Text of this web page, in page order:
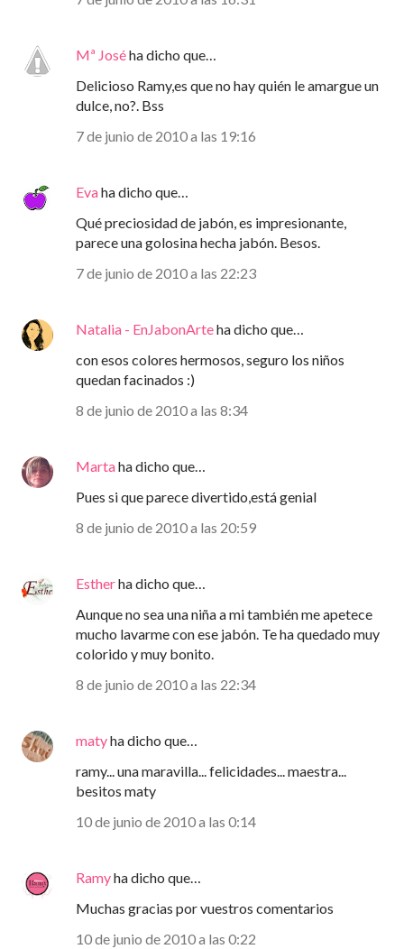
Mª Joséha dicho que…
Delicioso Ramy,es que no hay quién le amargue un
dulce, no?. Bss
7 de junio de 2010 a las 19:16
Evaha dicho que…
Qué preciosidad de jabón, es impresionante,
parece una golosina hecha jabón. Besos.
7 de junio de 2010 a las 22:23
Natalia - EnJabonArteha dicho que…
con esos colores hermosos, seguro los niños
quedan facinados :)
8 de junio de 2010 a las 8:34
Martaha dicho que…
Pues si que parece divertido,está genial
8 de junio de 2010 a las 20:59
Estherha dicho que…
Aunque no sea una niña a mi también me apetece
mucho lavarme con ese jabón. Te ha quedado muy
colorido y muy bonito.
8 de junio de 2010 a las 22:34
matyha dicho que…
ramy... una maravilla... felicidades... maestra...
besitos maty
10 de junio de 2010 a las 0:14
Ramyha dicho que…
Muchas gracias por vuestros comentarios
10 de junio de 2010 a las 0:22